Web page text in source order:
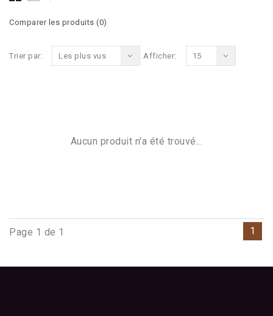
Comparer les produits (0)
Trier par: Les plus vus Afficher: 15
Aucun produit n'a été trouvé...
Page 1 de 1 1